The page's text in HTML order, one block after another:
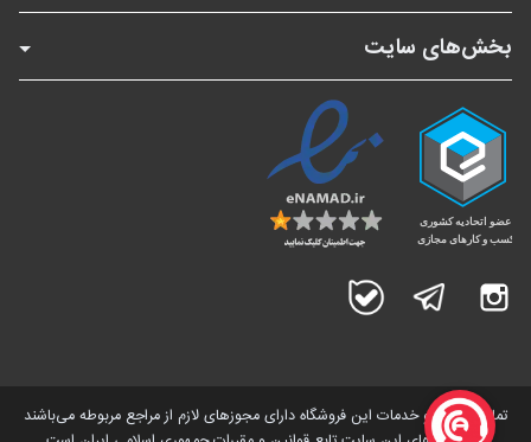
بخش‌های سایت
اینستاگرام تلگرام
تمامی کالاها و خدمات این فروشگاه دارای مجوز‌های لازم از مراجع مربوطه می‌باشند